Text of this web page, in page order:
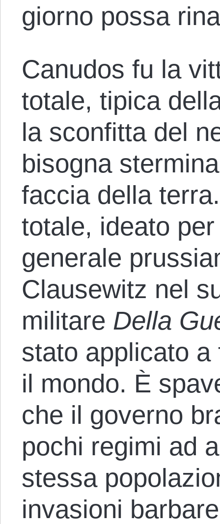
giorno possa
Canudos fu la
totale, tipica
la sconfitta del
bisogna
faccia della
totale, ideato
generale
Clausewitz nel
militare Della
stato applicato
il mondo. È
che il governo
pochi regimi ad
stessa
invasioni